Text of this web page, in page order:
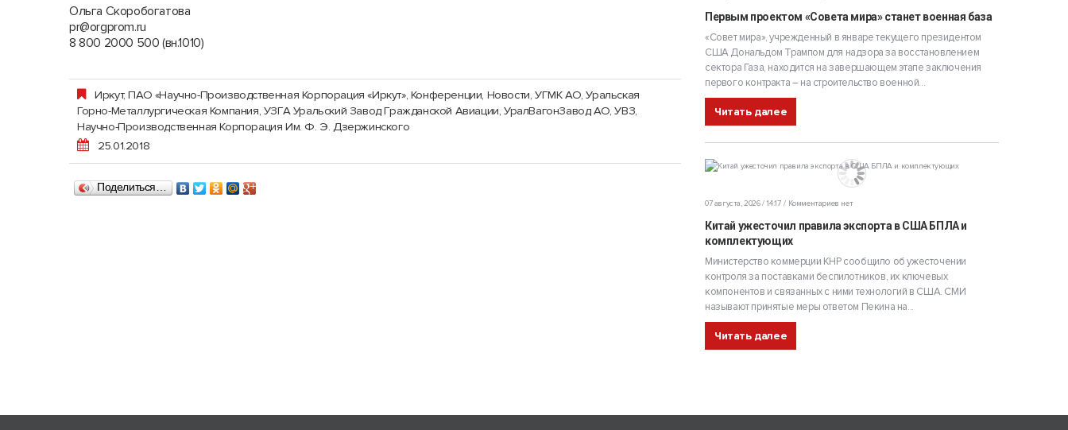
Ольга Скоробогатова
pr@orgprom.ru
8 800 2000 500 (вн.1010)
Иркут, ПАО «Научно-Производственная Корпорация «Иркут», Конференции, Новости,УГМК АО, Уральская
Горно-Металлургическая Компания, УЗГА Уральский Завод Гражданской Авиации,УралВагонЗавод АО, УВЗ,
Научно-Производственная Корпорация Им. Ф. Э. Дзержинского
25.01.2018
Поделиться…
Первым проектом «Совета мира» станет военная база
«Совет мира», учрежденный в январе текущего президентом
США Дональдом Трампом для надзора за восстановлением
сектора Газа, находится на завершающем этапе заключения
первого контракта – на строительство военной...
Читать далее
07 августа, 2026 / 14:17 Комментариев нет
Китай ужесточил правила экспорта в США БПЛА и
комплектующих
Министерство коммерции КНР сообщило об ужесточении
контроля за поставками беспилотников, их ключевых
компонентов и связанных с ними технологий в США. СМИ
называют принятые меры ответом Пекина на...
Читать далее